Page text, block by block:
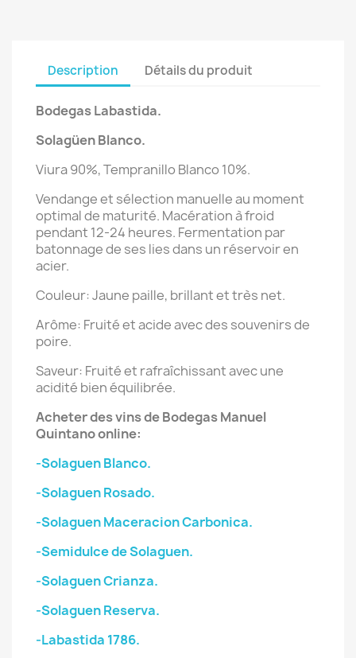
Description Détails du produit
Bodegas Labastida.
Solagüen Blanco.
Viura 90%, Tempranillo Blanco 10%.
Vendange et sélection manuelle au moment
optimal de maturité. Macération à froid
pendant 12-24 heures. Fermentation par
batonnage de ses lies dans un réservoir en
acier.
Couleur: Jaune paille, brillant et très net.
Arôme: Fruité et acide avec des souvenirs de
poire.
Saveur: Fruité et rafraîchissant avec une
acidité bien équilibrée.
Acheter des vins de BodegasManuel
Quintanoonline:
-Solaguen Blanco.
-Solaguen Rosado.
-Solaguen Maceracion Carbonica.
-Semidulce de Solaguen.
-Solaguen Crianza.
-Solaguen Reserva.
-Labastida 1786.